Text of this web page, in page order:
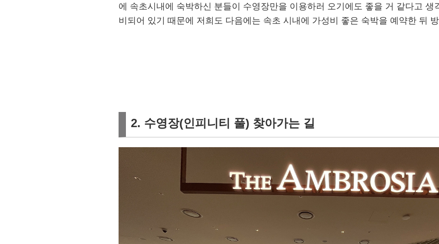
에 속초시내에 숙박하신 분들이 수영장만을 이용하러 오기에도 좋을 거 같다고 생
비되어 있기 때문에 저희도 다음에는 속초 시내에 가성비 좋은 숙박을 예약한 뒤
2. 수영장(인피니티 풀) 찾아가는 길